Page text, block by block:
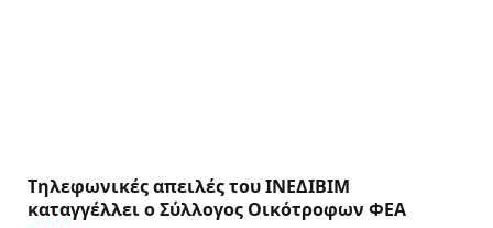
Tηλεφωνικές απειλές του ΙΝΕΔΙΒΙΜ
καταγγέλλει ο Σύλλογος Οικότροφων ΦΕΑ